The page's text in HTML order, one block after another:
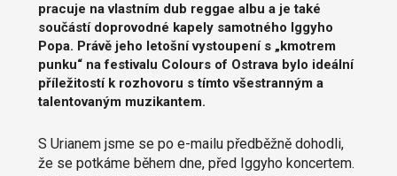
pracuje na vlastním dub reggae albu a je také
součástí doprovodné kapely samotného Iggyho
Popa. Právě jeho letošní vystoupení s „kmotrem
punku“ na festivalu Colours of Ostrava bylo ideální
příležitostí k rozhovoru s tímto všestranným a
talentovaným muzikantem.
S Urianem jsme se po e-mailu předběžně dohodli,
že se potkáme během dne, před Iggyho koncertem.